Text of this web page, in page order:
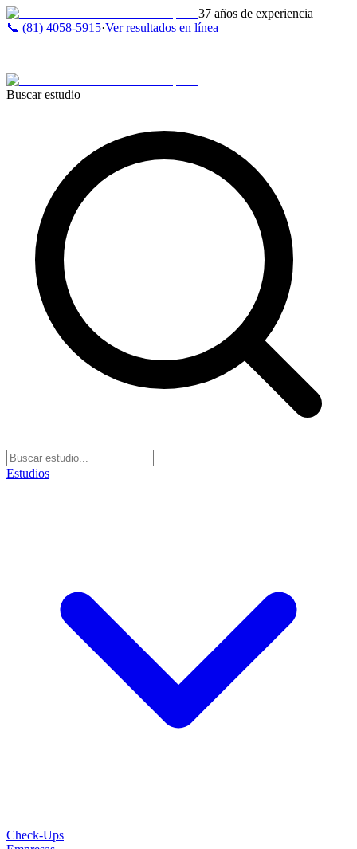
37 años de experiencia
📞 (81) 4058-5915·Ver resultados en línea
Buscar estudio
Estudios
Check-Ups